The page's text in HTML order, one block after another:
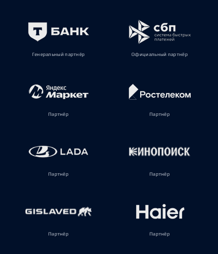
Генеральный партнёр Официальный партнёр
Партнёр Партнёр
Партнёр Партнёр
Партнёр Партнёр